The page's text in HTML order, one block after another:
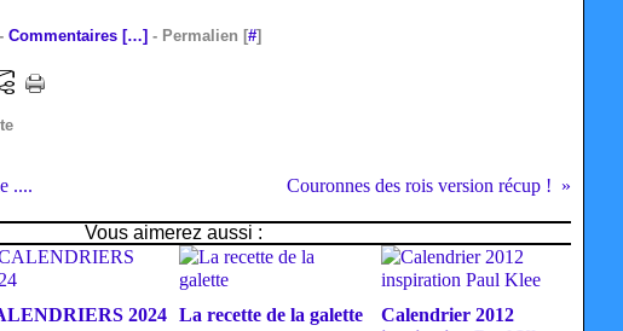
Commentaires […] - Permalien [#]
.... Couronnes des rois version récup !
Vous aimerez aussi :
2024 La recette de la galette
Calendrier 2012